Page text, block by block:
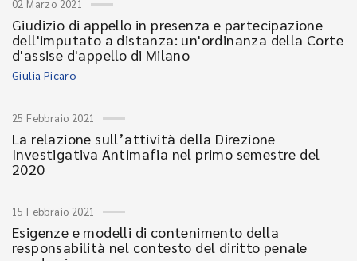
02 Marzo 2021
Giudizio di appello in presenza e partecipazione
dell'imputato a distanza: un'ordinanza della Corte
d'assise d'appello di Milano
Giulia Picaro
25 Febbraio 2021
La relazione sull’attività della Direzione
Investigativa Antimafia nel primo semestre del
2020
15 Febbraio 2021
Esigenze e modelli di contenimento della
responsabilità nel contesto del diritto penale